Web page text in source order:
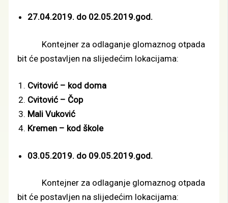
27.04.2019. do 02.05.2019.god.
Kontejner za odlaganje glomaznog otpada
bit će postavljen na slijedećim lokacijama:
Cvitović – kod doma
Cvitović – Čop
Mali Vuković
Kremen – kod škole
03.05.2019. do 09.05.2019.god.
Kontejner za odlaganje glomaznog otpada
bit će postavljen na slijedećim lokacijama: